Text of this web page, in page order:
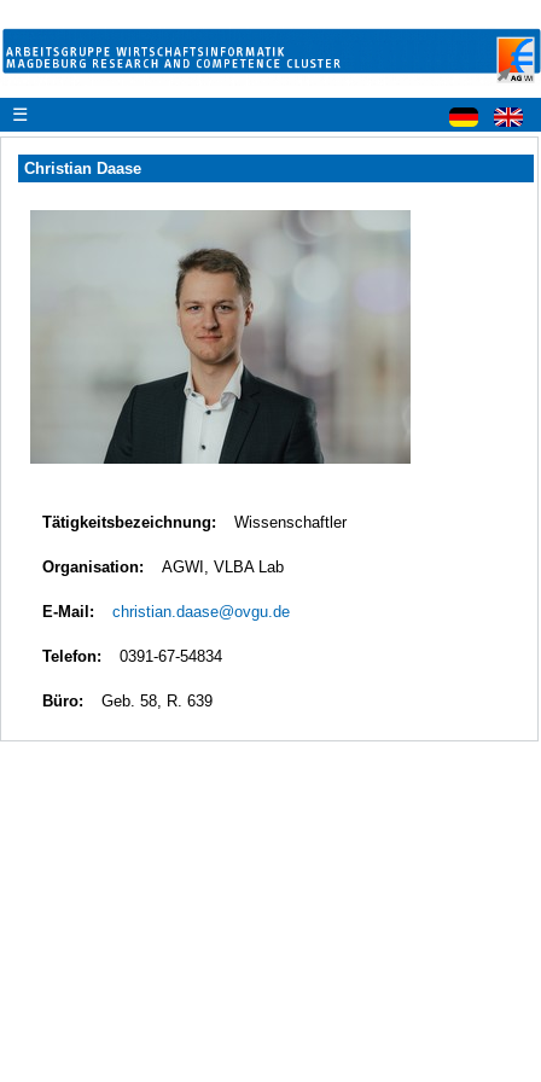
☰
Christian Daase
Tätigkeitsbezeichnung: Wissenschaftler
Organisation: AGWI, VLBA Lab
E-Mail: christian.daase@ovgu.de
Telefon: 0391-67-54834
Büro: Geb. 58, R. 639